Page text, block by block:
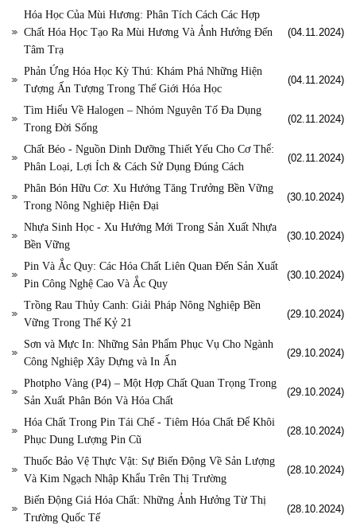
Hóa Học Của Mùi Hương: Phân Tích Cách Các Hợp
Chất Hóa Học Tạo Ra Mùi Hương Và Ảnh Hưởng Đến
Tâm Trạ
(04.11.2024)
Phản Ứng Hóa Học Kỳ Thú: Khám Phá Những Hiện
Tượng Ấn Tượng Trong Thế Giới Hóa Học
(04.11.2024)
Tìm Hiểu Về Halogen – Nhóm Nguyên Tố Đa Dụng
Trong Đời Sống
(02.11.2024)
Chất Béo - Nguồn Dinh Dưỡng Thiết Yếu Cho Cơ Thể:
Phân Loại, Lợi Ích & Cách Sử Dụng Đúng Cách
(02.11.2024)
Phân Bón Hữu Cơ: Xu Hướng Tăng Trưởng Bền Vững
Trong Nông Nghiệp Hiện Đại
(30.10.2024)
Nhựa Sinh Học - Xu Hướng Mới Trong Sản Xuất Nhựa
Bền Vững
(30.10.2024)
Pin Và Ắc Quy: Các Hóa Chất Liên Quan Đến Sản Xuất
Pin Công Nghệ Cao Và Ắc Quy
(30.10.2024)
Trồng Rau Thủy Canh: Giải Pháp Nông Nghiệp Bền
Vững Trong Thế Kỷ 21
(29.10.2024)
Sơn và Mực In: Những Sản Phẩm Phục Vụ Cho Ngành
Công Nghiệp Xây Dựng và In Ấn
(29.10.2024)
Photpho Vàng (P4) – Một Hợp Chất Quan Trọng Trong
Sản Xuất Phân Bón Và Hóa Chất
(29.10.2024)
Hóa Chất Trong Pin Tái Chế - Tiêm Hóa Chất Để Khôi
Phục Dung Lượng Pin Cũ
(28.10.2024)
Thuốc Bảo Vệ Thực Vật: Sự Biến Động Về Sản Lượng
Và Kim Ngạch Nhập Khẩu Trên Thị Trường
(28.10.2024)
Biến Động Giá Hóa Chất: Những Ảnh Hưởng Từ Thị
Trường Quốc Tế
(28.10.2024)